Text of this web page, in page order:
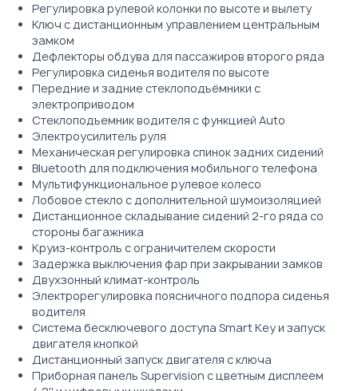
Регулировка рулевой колонки по высоте и вылету
Ключ с дистанционным управлением центральным
замком
Дефлекторы обдува для пассажиров второго ряда
Регулировка сиденья водителя по высоте
Передние и задние стеклоподъёмники с
электроприводом
Стеклоподъемник водителя с функцией Auto
Электроусилитель руля
Механическая регулировка спинок задних сидений
Bluetooth для подключения мобильного телефона
Мультифункциональное рулевое колесо
Лобовое стекло с дополнительной шумоизоляцией
Дистанционное складывание сидений 2-го ряда со
стороны багажника
Круиз-контроль с ограничителем скорости
Задержка выключения фар при закрывании замков
Двухзонный климат-контроль
Электрорегулировка поясничного подпора сиденья
водителя
Система бесключевого доступа Smart Key и запуск
двигателя кнопкой
Дистанционный запуск двигателя с ключа
Приборная панель Supervision c цветным дисплеем